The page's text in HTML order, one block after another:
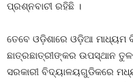
ପ୍ରଶ୍ନବାଚୀ ରହିଛି ।
ତେବେ ଓଡ଼ିଶାରେ ଓଡ଼ିଆ ମାଧ୍ୟମ
ଛାତ୍ରଛାତ୍ରୀଙ୍କର ଉପସ୍ଥାନ
ସରକାରୀ ବିଦ୍ୟାଳୟଗୁଡିକରେ